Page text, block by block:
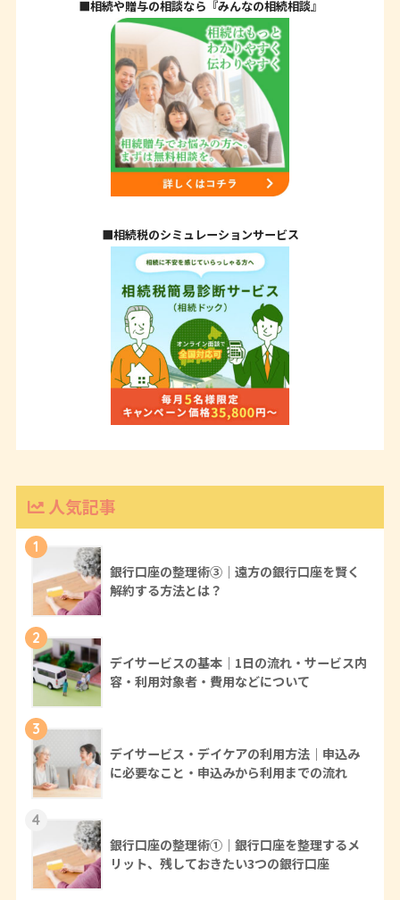
■相続や贈与の相談なら『みんなの相続相談』
■相続税のシミュレーションサービス
人気記事
1
銀行口座の整理術③｜遠方の銀行口座を賢く
解約する方法とは？
2
デイサービスの基本｜1日の流れ・サービス内
容・利用対象者・費用などについて
3
デイサービス・デイケアの利用方法｜申込み
に必要なこと・申込みから利用までの流れ
4
銀行口座の整理術①｜銀行口座を整理するメ
リット、残しておきたい3つの銀行口座